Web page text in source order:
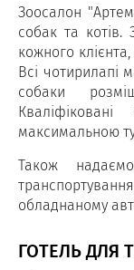
Зоосалон
собак та
кожного
Всі чотирилапі
собаки
максимальною
Також
обладнаному
ГОТЕЛЬ ДЛЯ